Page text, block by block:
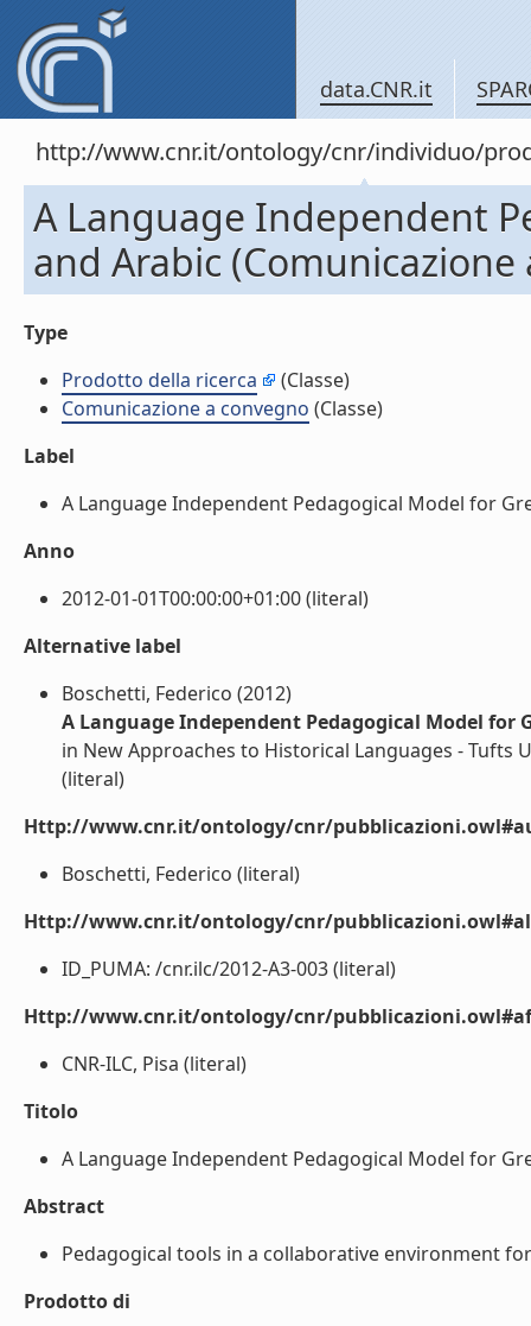
data.CNR.it
http://www.cnr.it/ontology/cnr/individuo/
A Language Independent
and Arabic (Comunicazione
Type
Prodotto della ricerca
(Classe)
Comunicazione a convegno (Classe)
Label
A Language Independent Pedagogical Model for
Anno
2012-01-01T00:00:00+01:00 (literal)
Alternative label
Boschetti, Federico (2012)
A Language Independent Pedagogical Model for
in New Approaches to Historical Languages - Tufts
(literal)
Http://www.cnr.it/ontology/cnr/
Boschetti, Federico (literal)
Http://www.cnr.it/ontology/cnr/
ID_PUMA: /cnr.ilc/2012-A3-003 (literal)
Http://www.cnr.it/ontology/cnr/
CNR-ILC, Pisa (literal)
Titolo
A Language Independent Pedagogical Model for
Abstract
Pedagogical tools in a collaborative environment
Prodotto di